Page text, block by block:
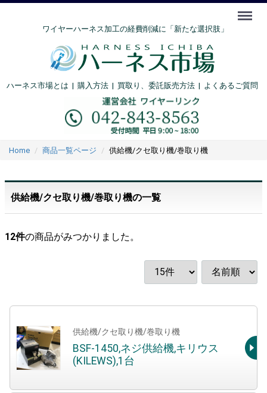
ワイヤーハーネス加工の経費削減に「新たな選択肢」
ハーネス市場とは | 購入方法| 買取り、委託販売方法 | よくあるご質問
Menu
Home 商品一覧ページ 供給機/クセ取り機/巻取り機
供給機/クセ取り機/巻取り機の一覧
12件の商品がみつかりました。
供給機/クセ取り機/巻取り機
BSF-1450,ネジ供給機,キリウス
(KILEWS),1台